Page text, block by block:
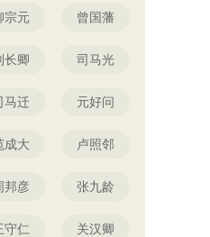
宗元 曾国藩
长卿 司马光
马迁 元好问
成大 卢照邻
邦彦 张九龄
守仁 关汉卿